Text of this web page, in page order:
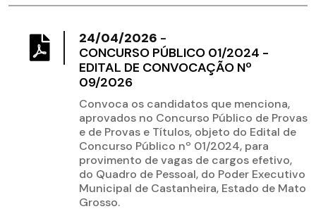
24/04/2026 -
CONCURSO PÚBLICO 01/2024 -
EDITAL DE CONVOCAÇÃO Nº
09/2026
Convoca os candidatos que menciona,
aprovados no Concurso Público de Provas
e de Provas e Títulos, objeto do Edital de
Concurso Público nº 01/2024, para
provimento de vagas de cargos efetivo,
do Quadro de Pessoal, do Poder Executivo
Municipal de Castanheira, Estado de Mato
Grosso.